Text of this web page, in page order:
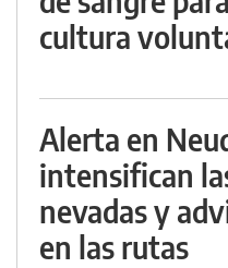
cultura
Alerta en
intensifican
nevadas y
en las rutas